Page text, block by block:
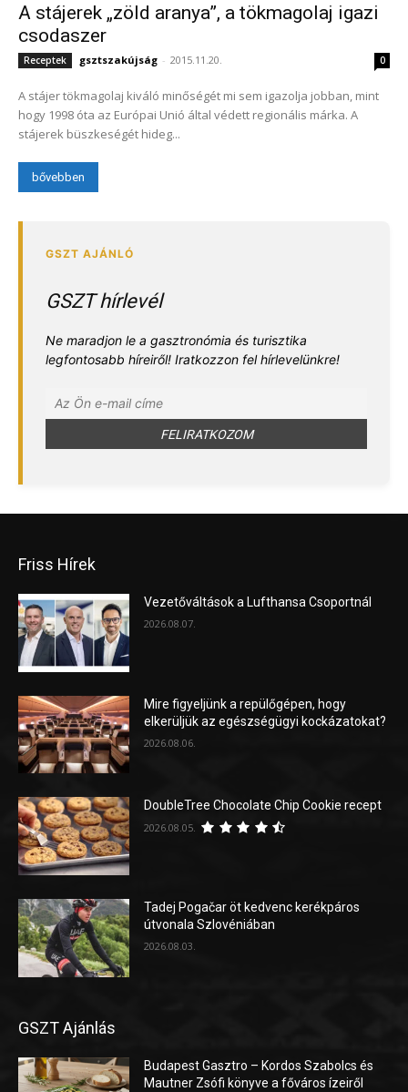
A stájerek „zöld aranya”, a tökmagolaj igazi
csodaszer
Receptek gsztszakújság - 2015.11.20. 0
A stájer tökmagolaj kiváló minőségét mi sem igazolja jobban, mint
hogy 1998 óta az Európai Unió által védett regionális márka. A
stájerek büszkeségét hideg...
bővebben
GSZT hírlevél
Ne maradjon le a gasztronómia és turisztika
legfontosabb híreiről! Iratkozzon fel hírlevelünkre!
Friss Hírek
Vezetőváltások a Lufthansa Csoportnál
2026.08.07.
Mire figyeljünk a repülőgépen, hogy
elkerüljük az egészségügyi kockázatokat?
2026.08.06.
DoubleTree Chocolate Chip Cookie recept
2026.08.05.
Tadej Pogačar öt kedvenc kerékpáros
útvonala Szlovéniában
2026.08.03.
GSZT Ajánlás
Budapest Gasztro – Kordos Szabolcs és
Mautner Zsófi könyve a főváros ízeiről